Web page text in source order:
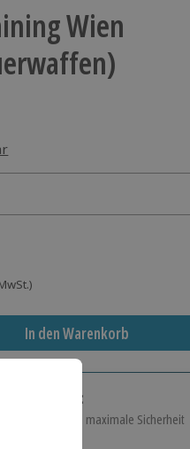
Wien
In den Warenkorb
Geschenk:
Flexibilität und maximale Sicherheit